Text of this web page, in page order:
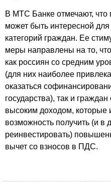
В МТС Банке отмечают, что
может быть интересной
категорий граждан. Ее
меры направлены на то,
как россиян со средним
(для них наиболее
оказаться
государства), так и
высоким доходом, которые
возможность получить (и в
реинвестировать)
вычет со взносов в ПДС.